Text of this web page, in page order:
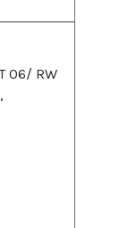
06/ RW